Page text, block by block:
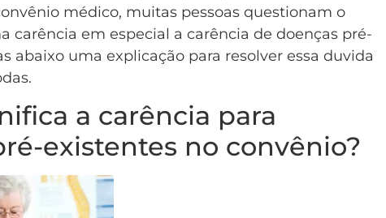
médico, muitas pessoas questionam o
carência em especial a carência de doenças pré-
abaixo uma explicação para resolver essa duvida
a carência para
existentes no convênio?